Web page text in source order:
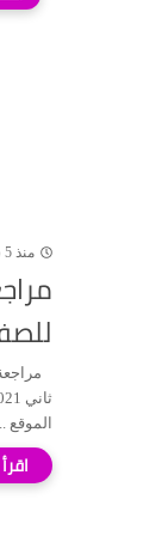
منذ 5 سنة
الموقع ...